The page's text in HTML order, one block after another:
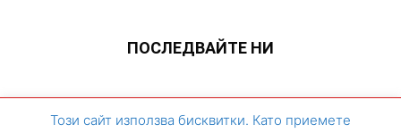
ПОСЛЕДВАЙТЕ НИ
ЗА НАС Контакти Архивен сайт
Този сайт използва бисквитки. Като приемете